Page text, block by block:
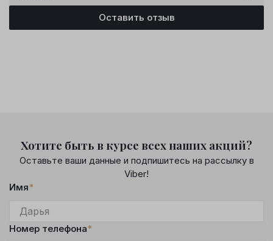
Оставить отзыв
Хотите быть в курсе всех наших акций?
Оставьте ваши данные и подпишитесь на рассылку в
Viber!
Имя*
Номер телефона*